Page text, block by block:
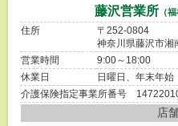
藤沢営業所 （
住所
〒252-0804
神奈川県藤沢市湘
営業時間
9:00～18:00
休業日
日曜日、年末年始
介護保険指定事業所番号
店